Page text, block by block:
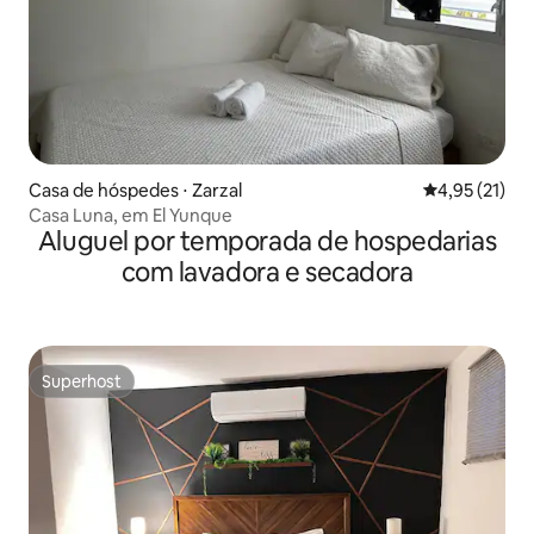
Casa de hóspedes ⋅ Zarzal 4,95 de uma
4,95 (21)
Casa Luna, em El Yunque
Aluguel por temporada de hospedarias
com lavadora e secadora
Superhost
Superhost